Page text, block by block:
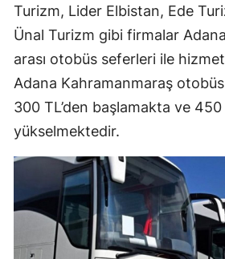
Turizm, Lider Elbistan, Ede
Ünal Turizm gibi firmalar
arası otobüs seferleri ile
Adana Kahramanmaraş
300 TL’den başlamakta ve 450
yükselmektedir.